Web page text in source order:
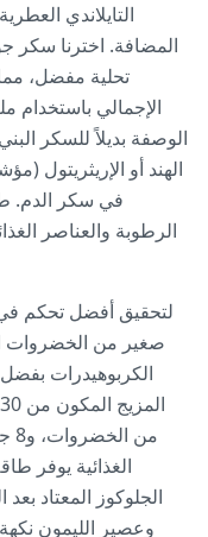
التايلاندي
تحلية مفضل،
الإجمالي باستخدام
الوصفة بديلاً للسكر
في سكر الدم.
الرطوبة والعناصر
لتحقيق أفضل تحكم
صغير من الخضروات
الكربوهيدرات بفضل
الجلوكوز المعتاد
وعصير الليمون